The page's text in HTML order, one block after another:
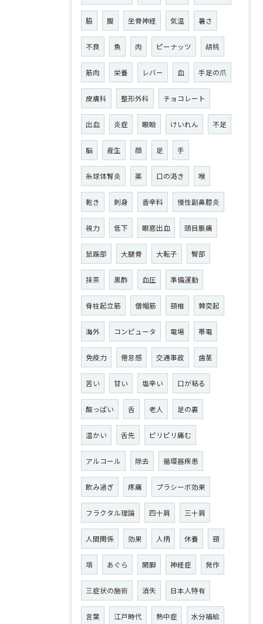
脇 腹 坐骨神経 気温 暑さ
不良 魚 肉 ピーナッツ 胡桃
筋肉 栄養 レバー 血 手足の爪
皮膚科 整形外科 チョコレート
出血 炎症 眼瞼 けいれん 不足
脳 産生 顔 足 手
糸球体腎炎 薬 口の渇き 喉
乾き 刺身 香辛料 慢性副鼻腔炎
視力 低下 眼底出血 頭目脹痛
鼠蹊部 大腿骨 大転子 臀部
抹茶 黒酢 血圧 準備運動
脊柱起立筋 僧帽筋 頸椎 棘突起
海外 コンピュータ 電場 帯電
免疫力 倦怠感 交通事故 歯茎
苦い 甘い 塩辛い 口が粘る
酸っぱい 舌 老人 足の裏
温かい 舌先 ピリピリ痛む
アルコール 除去 循環器疾患
飲み過ぎ 疼痛 プラシーボ効果
フラクタル理論 四十肩 三十肩
人間関係 効果 人柄 休養 頸
項 あぐら 開脚 神経症 発作
三症状の施術 消失 日本人特有
言葉 江戸時代 熱中症 水分補給